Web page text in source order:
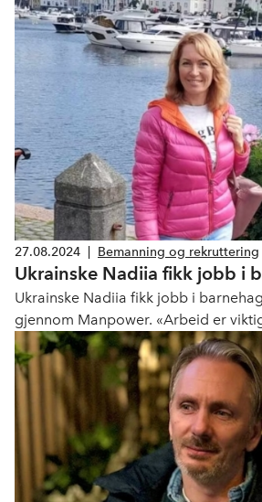
27.08.2024 Bemanning og rekruttering
Ukrainske Nadiia fikk jobb i
Ukrainske Nadiia fikk jobb i
gjennom Manpower. «Arbeid er
utvikling og gir mulighet til å bidra til
sier hun.